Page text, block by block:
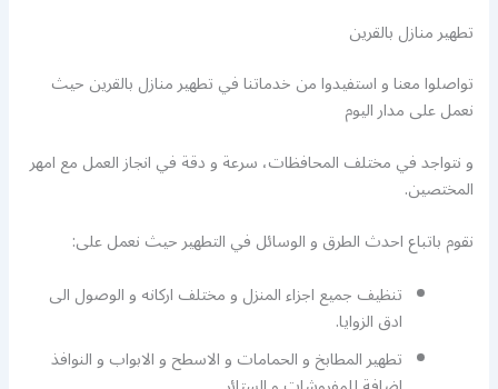
تطهير منازل بالقرين
تواصلوا معنا و استفيدوا من خدماتنا في تطهير منازل بالقرين حيث
نعمل على مدار اليوم
و نتواجد في مختلف المحافظات، سرعة و دقة في انجاز العمل مع امهر
المختصين.
نقوم باتباع احدث الطرق و الوسائل في التطهير حيث نعمل على:
تنظيف جميع اجزاء المنزل و مختلف اركانه و الوصول الى
ادق الزوايا.
تطهير المطابخ و الحمامات و الاسطح و الابواب و النوافذ